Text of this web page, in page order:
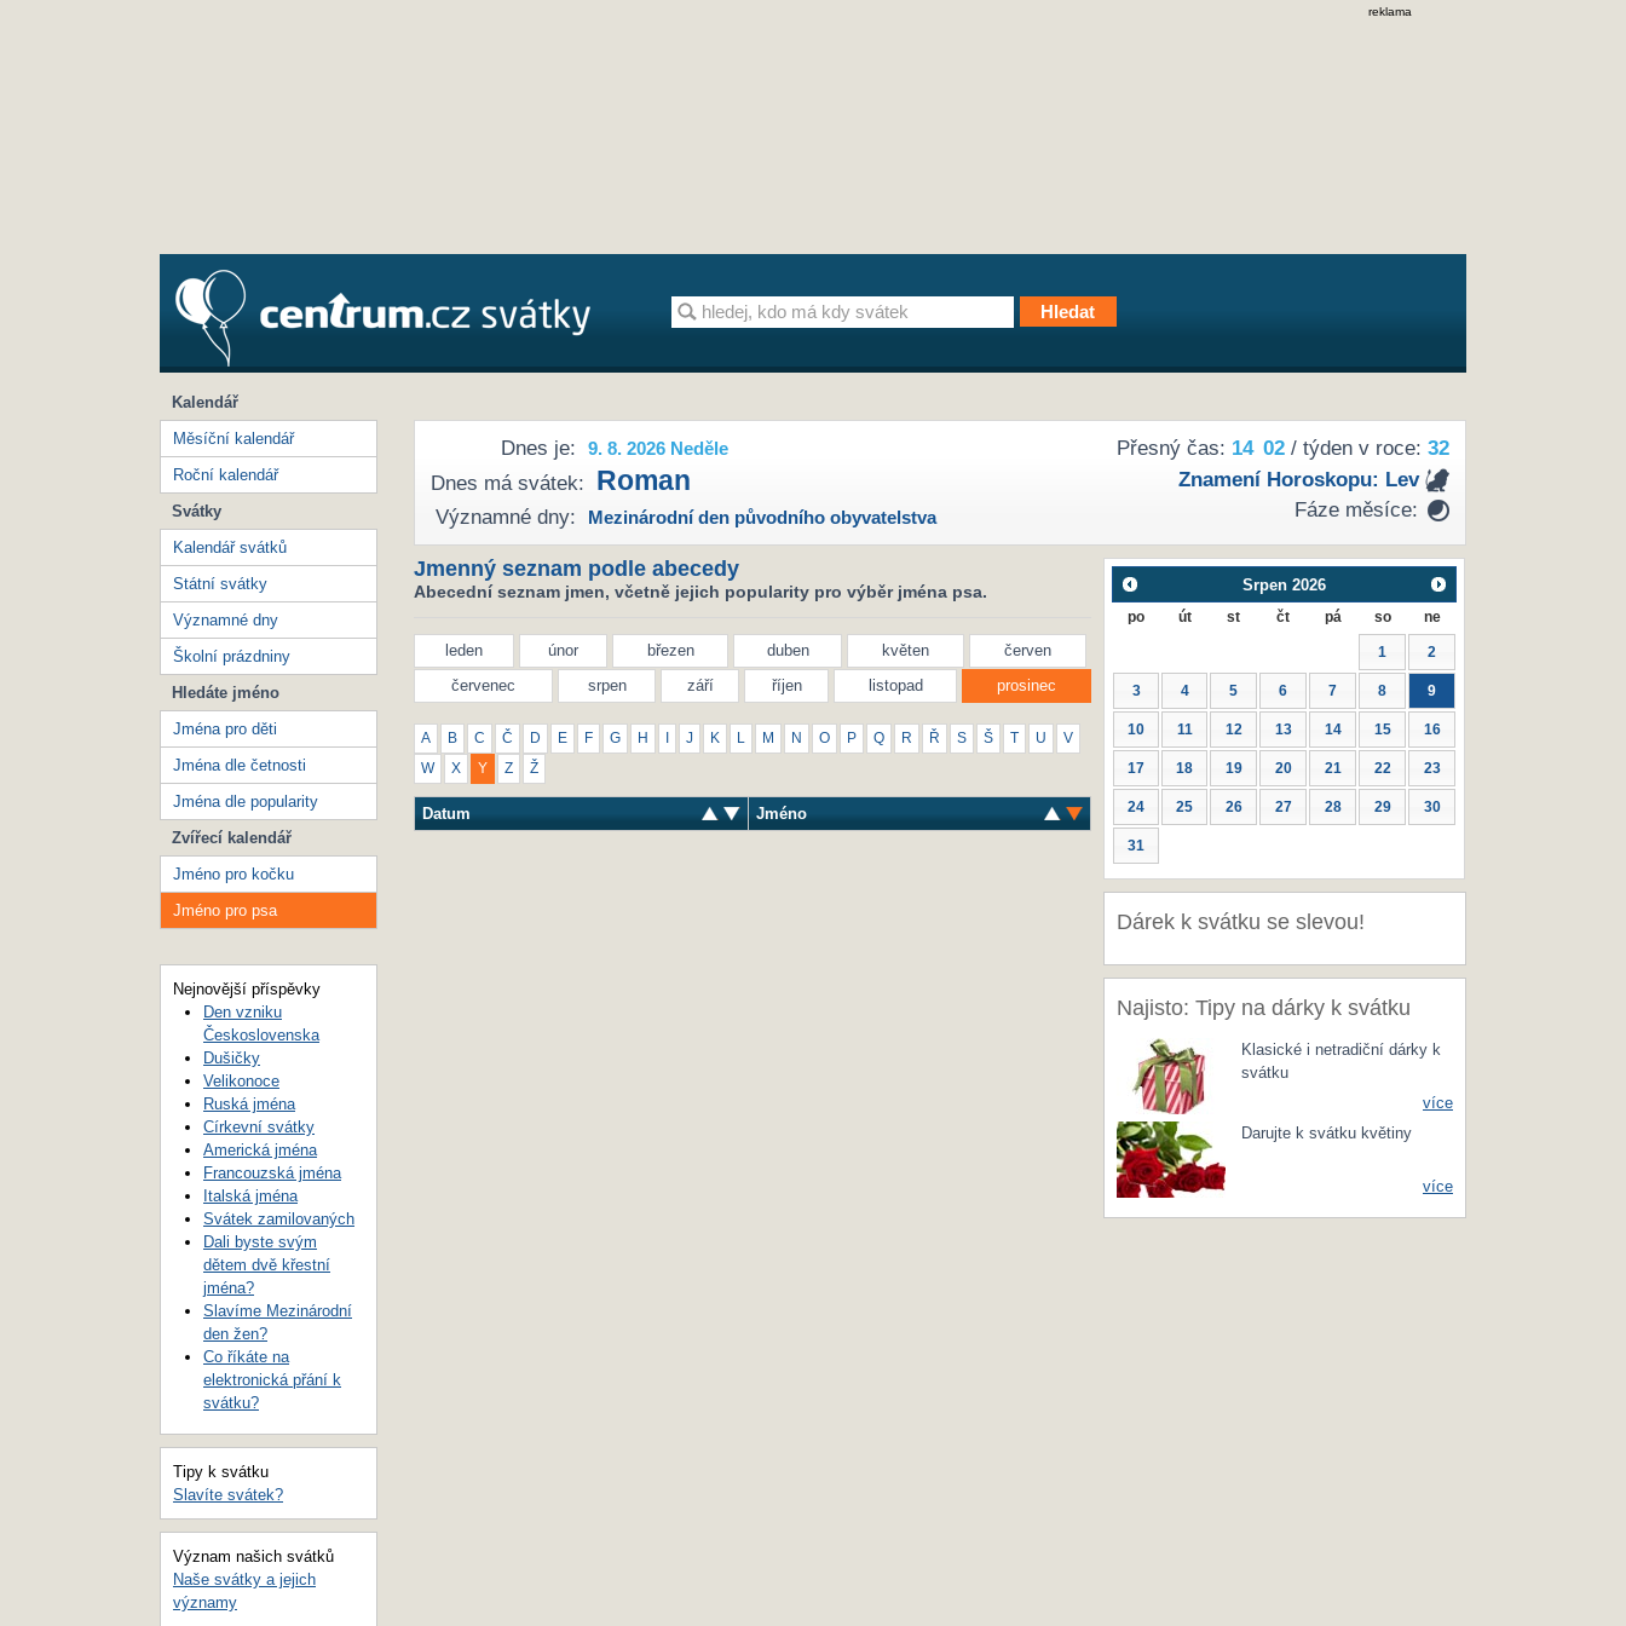
reklama
Přesný čas: 14 02/ týden v roce: 32
Znamení Horoskopu: Lev
Fáze měsíce:
Dnes je: 9. 8. 2026 Neděle
Dnes má svátek: Roman
Významné dny: Mezinárodní den původního obyvatelstva
Jmenný seznam podle abecedy
Abecední seznam jmen, včetně jejich popularity pro výběr jména psa.
leden únor březen duben květen
červen
červenec
srpen září říjen listopad prosinec
A B C Č D E F G H J K M N O P Q R Ř S Š T U V
W X Y Z Ž
Datum Jméno
Srpen 2026
po út st čt pá so ne
1 2
3 4 5 6 7 8 9
10 11 12 13 14 15 16
17 18 19 20 21 22 23
24 25 26 27 28 29 30
31
Dárek k svátku se slevou!
Najisto: Tipy na dárky k svátku
Klasické i netradiční dárky k
svátku
více
Darujte k svátku květiny
více
Kalendář
Měsíční kalendář
Roční kalendář
Svátky
Kalendář svátků
Státní svátky
Významné dny
Školní prázdniny
Hledáte jméno
Jména pro děti
Jména dle četnosti
Jména dle popularity
Zvířecí kalendář
Jméno pro kočku
Jméno pro psa
Nejnovější příspěvky
Den vzniku
Československa
Dušičky
Velikonoce
Ruská jména
Církevní svátky
Americká jména
Francouzská jména
Italská jména
Svátek zamilovaných
Dali byste svým
dětem dvě křestní
jména?
Slavíme Mezinárodní
den žen?
Co říkáte na
elektronická přání k
svátku?
Tipy k svátku
Slavíte svátek?
Význam našich svátků
Naše svátky a jejich
významy